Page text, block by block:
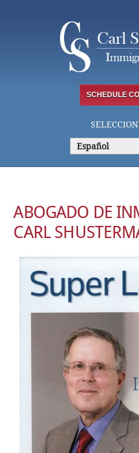
SCHEDULE
Español
ABOGADO DE
CARL